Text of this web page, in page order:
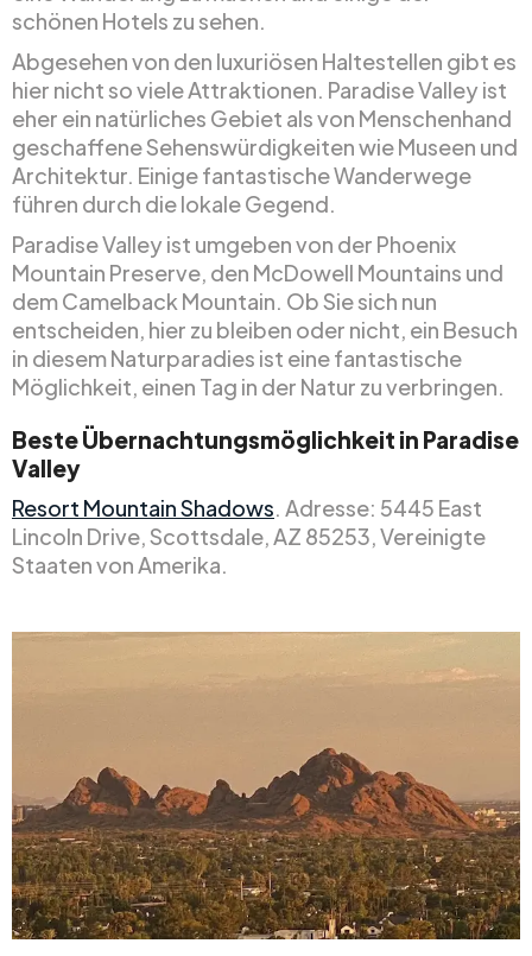
schönen Hotels zu sehen.
Abgesehen von den luxuriösen Haltestellen gibt es
hier nicht so viele Attraktionen. Paradise Valley ist
eher ein natürliches Gebiet als von Menschenhand
geschaffene Sehenswürdigkeiten wie Museen und
Architektur. Einige fantastische Wanderwege
führen durch die lokale Gegend.
Paradise Valley ist umgeben von der Phoenix
Mountain Preserve, den McDowell Mountains und
dem Camelback Mountain. Ob Sie sich nun
entscheiden, hier zu bleiben oder nicht, ein Besuch
in diesem Naturparadies ist eine fantastische
Möglichkeit, einen Tag in der Natur zu verbringen.
Beste Übernachtungsmöglichkeit in Paradise
Valley
Resort Mountain Shadows. Adresse: 5445 East
Lincoln Drive, Scottsdale, AZ 85253, Vereinigte
Staaten von Amerika.